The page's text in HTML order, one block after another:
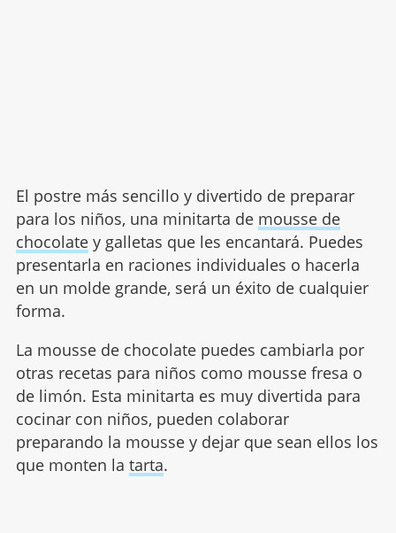
El postre más sencillo y divertido de preparar
para los niños, una minitarta de mousse de
chocolatey galletas que les encantará. Puedes
presentarla en raciones individuales o hacerla
en un molde grande, será un éxito de cualquier
forma.
La mousse de chocolate puedes cambiarla por
otras recetas para niños como mousse fresa o
de limón. Esta minitarta es muy divertida para
cocinar con niños, pueden colaborar
preparando la mousse y dejar que sean ellos los
que monten la tarta.